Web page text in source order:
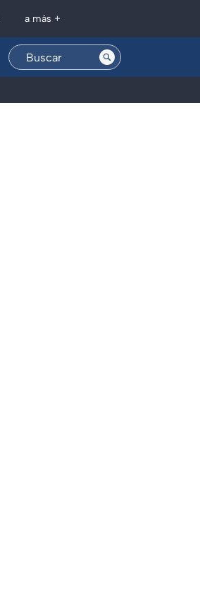
a más +